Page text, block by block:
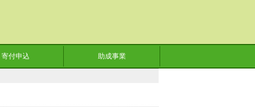
寄付申込 助成事業